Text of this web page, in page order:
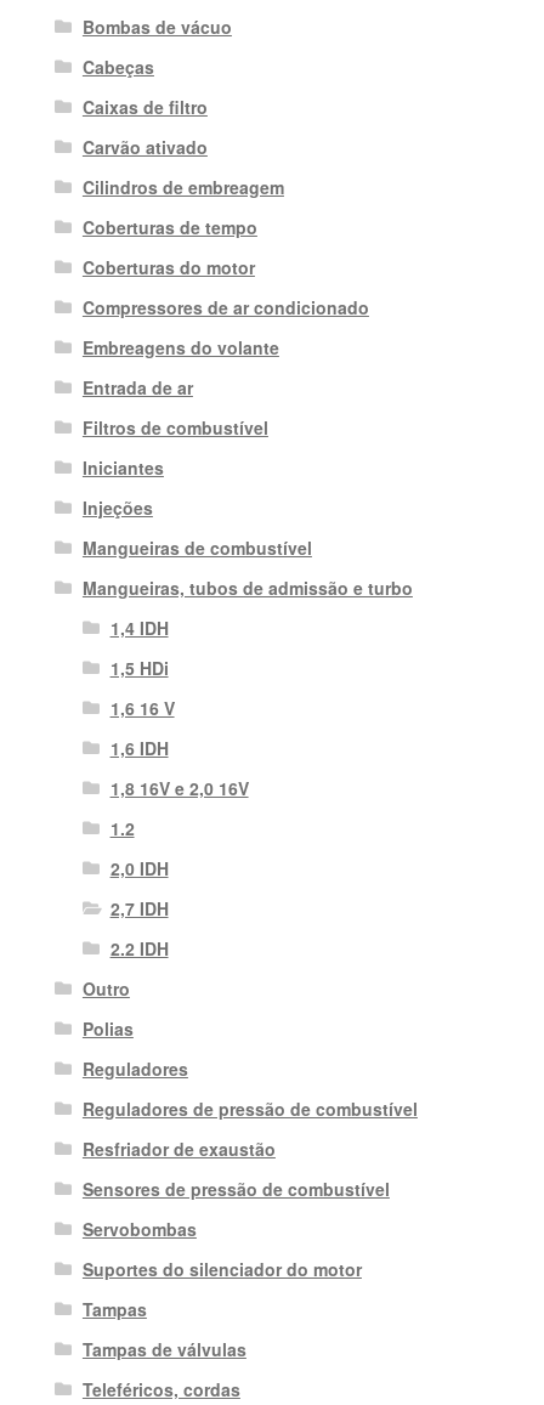
Bombas de vácuo
Cabeças
Caixas de filtro
Carvão ativado
Cilindros de embreagem
Coberturas de tempo
Coberturas do motor
Compressores de ar condicionado
Embreagens do volante
Entrada de ar
Filtros de combustível
Iniciantes
Injeções
Mangueiras de combustível
Mangueiras, tubos de admissão e turbo
1,4 IDH
1,5 HDi
1,6 16 V
1,6 IDH
1,8 16V e 2,0 16V
1.2
2,0 IDH
2,7 IDH
2.2 IDH
Outro
Polias
Reguladores
Reguladores de pressão de combustível
Resfriador de exaustão
Sensores de pressão de combustível
Servobombas
Suportes do silenciador do motor
Tampas
Tampas de válvulas
Teleféricos, cordas